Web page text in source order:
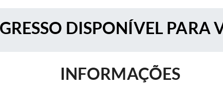
DISPONÍVEL PARA
INFORMAÇÕES